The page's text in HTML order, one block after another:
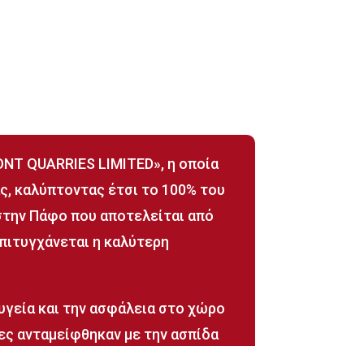
QUARRIES LIMITED», η οποία
καλύπτοντας έτσι το 100% του
Πάφο που αποτελείται από
η καλύτερη
και την ασφάλεια στο χώρο
ανταμείφθηκαν με την ασπίδα